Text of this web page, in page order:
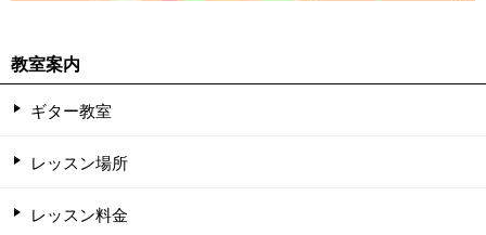
教室案内
ギター教室
レッスン場所
レッスン料金